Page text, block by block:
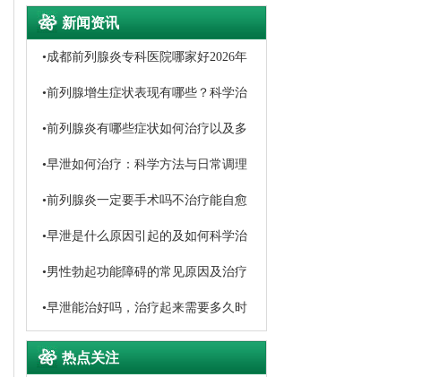
新闻资讯
•成都前列腺炎专科医院哪家好2026年
•前列腺增生症状表现有哪些？科学治
•前列腺炎有哪些症状如何治疗以及多
•早泄如何治疗：科学方法与日常调理
•前列腺炎一定要手术吗不治疗能自愈
•早泄是什么原因引起的及如何科学治
•男性勃起功能障碍的常见原因及治疗
•早泄能治好吗，治疗起来需要多久时
间
热点关注